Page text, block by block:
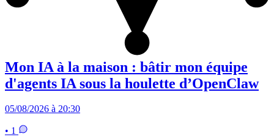
Mon IA à la maison : bâtir mon équipe
d'agents IA sous la houlette d’OpenClaw
05/08/2026 à 20:30
• 1